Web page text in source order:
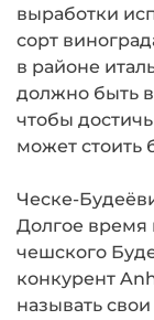
выработки
сорт
в районе
должно быть
чтобы
может стоить
Ческе-
Долгое время
чешского
конкурент
называть